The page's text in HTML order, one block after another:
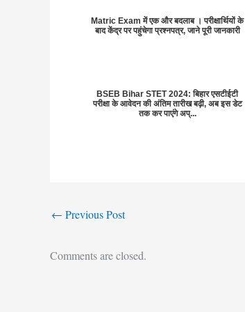
Matric Exam में एक और बदलाब । परीक्षार्थियों के
बाद केंद्र पर पहुंचेगा प्रश्नपत्र, जाने पूरी जानकारी
BSEB Bihar STET 2024: बिहार एसटीईटी
परीक्षा के आवेदन की अंतिम तारीख बढ़ी, अब इस डेट
तक कर पाएंगे अप्...
← Previous Post
Comments are closed.